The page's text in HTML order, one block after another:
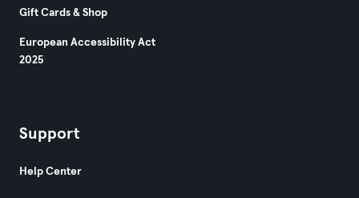
Gift Cards & Shop
European Accessibility Act
2025
Support
Help Center